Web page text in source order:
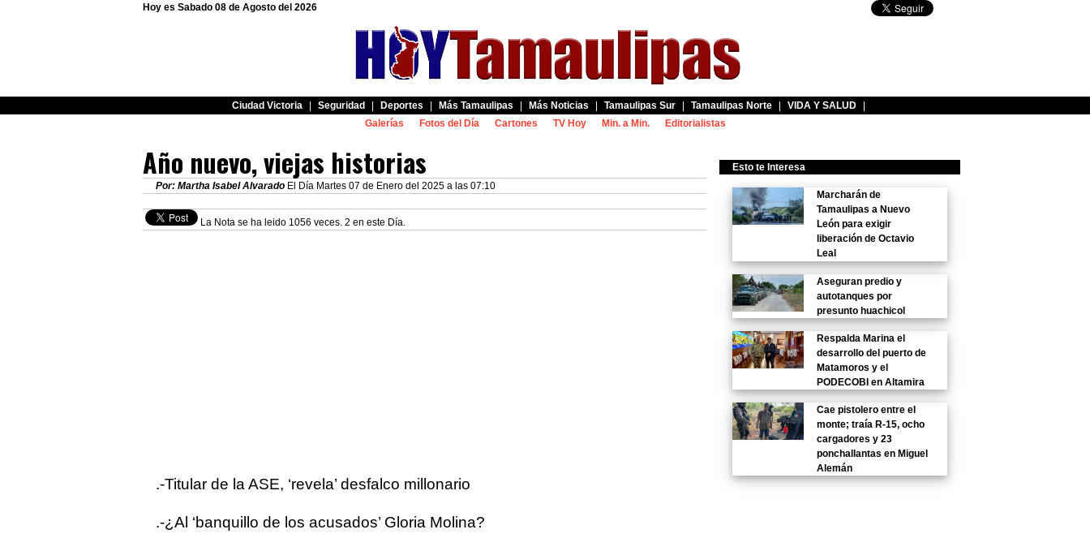
Hoy es Sabado 08 de Agosto del 2026
Ciudad Victoria Seguridad Deportes Más Tamaulipas Más Noticias Tamaulipas Sur Tamaulipas Norte VIDA Y SALUD
Galerías
Fotos del Día Cartones TV Hoy Min. a Min. Editorialistas
Año nuevo, viejas historias
Por: Martha Isabel Alvarado El Día Martes 07 de Enero del 2025 a las 07:10
La Nota se ha leido 1056 veces. 2 en este Día.
.-Titular de la ASE, ‘revela’ desfalco millonario
.-¿Al ‘banquillo de los acusados’ Gloria Molina?
Esto te Interesa
Marcharán de
Tamaulipas a Nuevo
León para exigir
liberación de Octavio
Leal
Aseguran predio y
autotanques por
presunto huachicol
Respalda Marina el
desarrollo del puerto de
Matamoros y el
PODECOBI en Altamira
Cae pistolero entre el
monte; traía R-15, ocho
cargadores y 23
ponchallantas en Miguel
Alemán